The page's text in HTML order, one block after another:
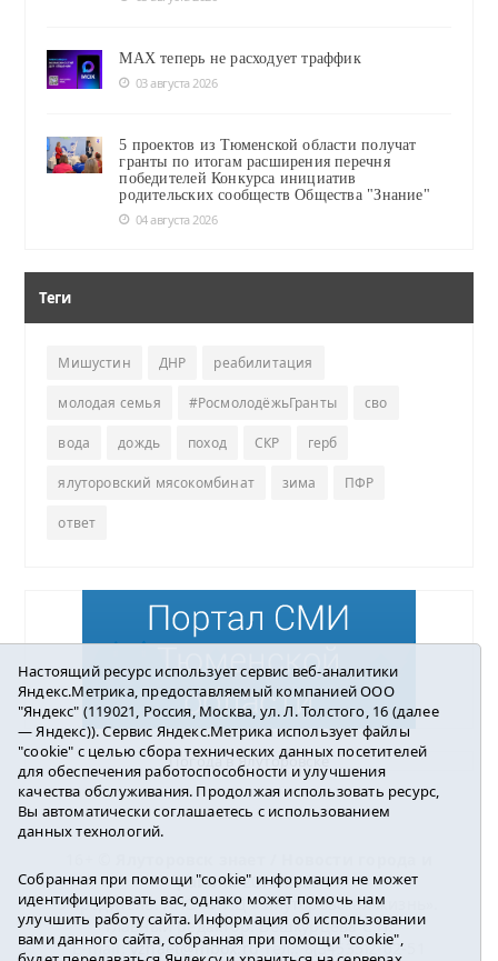
MAX теперь не расходует траффик
03 августа 2026
5 проектов из Тюменской области получат
гранты по итогам расширения перечня
победителей Конкурса инициатив
родительских сообществ Общества "Знание"
04 августа 2026
Теги
Мишустин ДНР реабилитация
молодая семья #РосмолодёжьГранты сво
вода дождь поход СКР герб
ялуторовский мясокомбинат зима ПФР
ответ
Погода в Ялуторовске
района2016-2023
Учредитель: АНО «ИИЦ « Ялуторовская жизнь».
Главный редактор: Вешкурцева С.П.
E-mail:yznaet@inbox.ruТел.: 8(34535)2-02-51
Настоящий ресурс использует сервис веб-аналитики
Яндекс.Метрика, предоставляемый компанией ООО
"Яндекс" (119021, Россия, Москва, ул. Л. Толстого, 16 (далее
— Яндекс)). Сервис Яндекс.Метрика использует файлы
"cookie" с целью сбора технических данных посетителей
для обеспечения работоспособности и улучшения
качества обслуживания. Продолжая использовать ресурс,
Вы автоматически соглашаетесь с использованием
данных технологий.
Собранная при помощи "cookie" информация не может
идентифицировать вас, однако может помочь нам
улучшить работу сайта. Информация об использовании
вами данного сайта, собранная при помощи "cookie",